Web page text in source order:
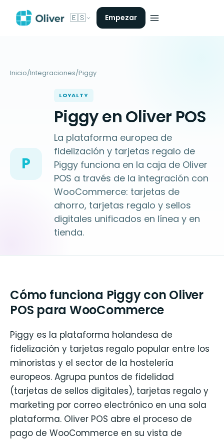
🇪🇸 Empezar
Inicio/Integraciones/Piggy
P
LOYALTY
Piggy en Oliver POS
La plataforma europea de
fidelización y tarjetas regalo de
Piggy funciona en la caja de Oliver
POS a través de la integración con
WooCommerce: tarjetas de
ahorro, tarjetas regalo y sellos
digitales unificados en línea y en
tienda.
Cómo funciona Piggy con Oliver
POS para WooCommerce
Piggy es la plataforma holandesa de
fidelización y tarjetas regalo popular entre los
minoristas y el sector de la hostelería
europeos. Agrupa puntos de fidelidad
(tarjetas de sellos digitales), tarjetas regalo y
marketing por correo electrónico en una sola
plataforma. Oliver POS abre el proceso de
pago de WooCommerce en su vista de